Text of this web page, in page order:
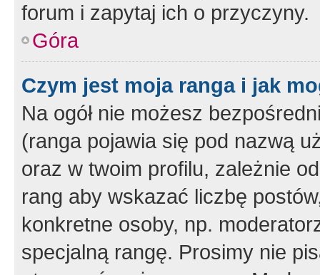
forum i zapytaj ich o przyczyny.
Góra
Czym jest moja ranga i jak
Na ogół nie możesz
(ranga pojawia się pod nazwą
oraz w twoim profilu, zależnie
rang aby wskazać liczbę
konkretne osoby, np.
specjalną rangę. Prosimy nie